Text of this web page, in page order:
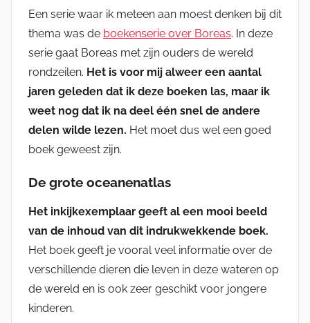
Een serie waar ik meteen aan moest denken bij dit
thema was de boekenserie over Boreas. In deze
serie gaat Boreas met zijn ouders de wereld
rondzeilen. Het is voor mij alweer een aantal
jaren geleden dat ik deze boeken las, maar ik
weet nog dat ik na deel één snel de andere
delen wilde lezen. Het moet dus wel een goed
boek geweest zijn.
De grote oceanenatlas
Het inkijkexemplaar geeft al een mooi beeld
van de inhoud van dit indrukwekkende boek.
Het boek geeft je vooral veel informatie over de
verschillende dieren die leven in deze wateren op
de wereld en is ook zeer geschikt voor jongere
kinderen.